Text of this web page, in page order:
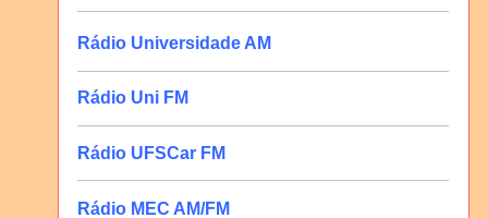
Rádio Universidade AM
Rádio Uni FM
Rádio UFSCar FM
Rádio MEC AM/FM